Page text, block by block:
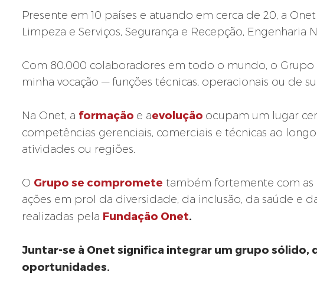
Presente em 10 países e atuando em cerca de 20, a
Limpeza e Serviços, Segurança e Recepção,
Com 80.000 colaboradores em todo o mundo, o Grupo
minha vocação — funções técnicas, operacionais ou de
Na Onet, a formação e aevolução ocupam um lugar
competências gerenciais, comerciais e técnicas ao
atividades ou regiões.
O Grupo se compromete também fortemente com as
ações em prol da diversidade, da inclusão, da saúde e
realizadas pela Fundação Onet.
Juntar-se à Onet significa integrar um grupo
oportunidades.